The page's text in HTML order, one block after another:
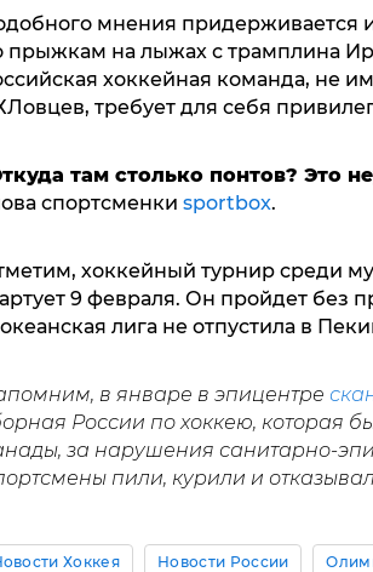
мнения придерживается
прыжкам на лыжах с трамплина
хоккейная команда, не
требует для себя
там столько понтов? Это
спортсменки sportbox.
хоккейный турнир среди
9 февраля. Он пройдет без
лига не отпустила в
в январе в эпицентре
России по хоккею, которая
за нарушения санитарно-
пили, курили и
Хоккея Новости России